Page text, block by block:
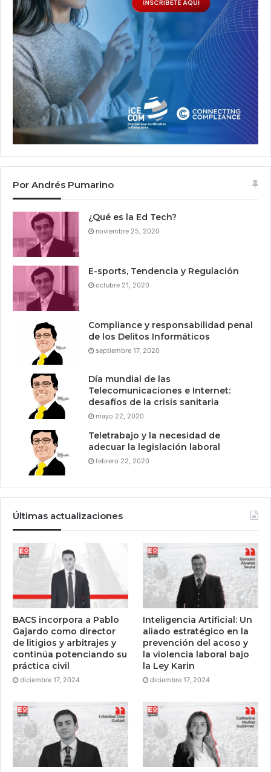
Por Andrés Pumarino
¿Qué es la Ed Tech?
noviembre 25, 2020
E-sports, Tendencia y Regulación
octubre 21, 2020
Compliance y responsabilidad penal
de los Delitos Informáticos
septiembre 17, 2020
Día mundial de las
Telecomunicaciones e Internet:
desafíos de la crisis sanitaria
mayo 22, 2020
Teletrabajo y la necesidad de
adecuar la legislación laboral
febrero 22, 2020
Últimas actualizaciones
BACS incorpora a Pablo
Gajardo como director
de litigios y arbitrajes y
continúa potenciando su
práctica civil
diciembre 17, 2024
Inteligencia Artificial: Un
aliado estratégico en la
prevención del acoso y
la violencia laboral bajo
la Ley Karin
diciembre 17, 2024